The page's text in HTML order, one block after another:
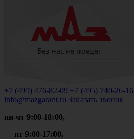
+7 (499) 476-82-09 +7 (495) 740-26-16
info@mazgarant.ru Заказать звонок
пн-чт 9:00-18:00,
пт 9:00-17:00,